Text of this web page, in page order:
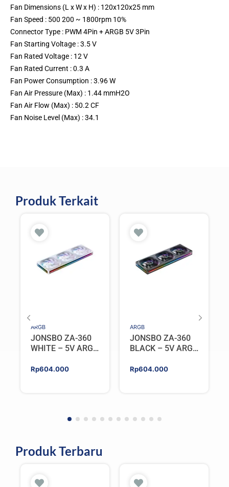
Fan Dimensions (L x W x H) : 120x120x25 mm
Fan Speed : 500 200 ~ 1800rpm 10%
Connector Type : PWM 4Pin + ARGB 5V 3Pin
Fan Starting Voltage : 3.5 V
Fan Rated Voltage : 12 V
Fan Rated Current : 0.3 A
Fan Power Consumption : 3.96 W
Fan Air Pressure (Max) : 1.44 mmH2O
Fan Air Flow (Max) : 50.2 CF
Fan Noise Level (Max) : 34.1
Produk Terkait
ARGB
JONSBO ZA-360
WHITE – 5V ARGB
Rp604.000
ARGB
JONSBO ZA-360
BLACK – 5V ARGB
Rp604.000
Produk Terbaru